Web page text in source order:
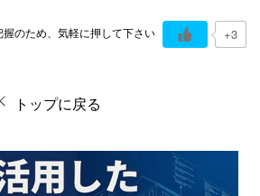
のため、気軽に押して下さい +3
トップに戻る